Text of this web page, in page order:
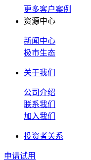
更多客户案例
资源中心
新闻中心
极市生态
关于我们
公司介绍
联系我们
加入我们
投资者关系
申请试用